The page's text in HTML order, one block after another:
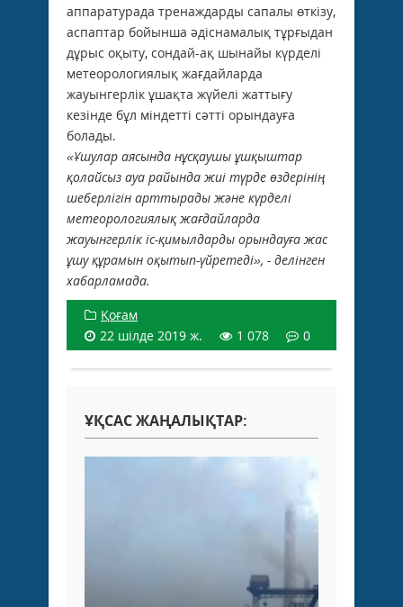
аппаратурада тренаждарды сапалы өткізу,
аспаптар бойынша әдіснамалық тұрғыдан
дұрыс оқыту, сондай-ақ шынайы күрделі
метеорологиялық жағдайларда
жауынгерлік ұшақта жүйелі жаттығу
кезінде бұл міндетті сәтті орындауға
болады.
«Ұшулар аясында нұсқаушы ұшқыштар
қолайсыз ауа райында жиі түрде өздерінің
шеберлігін арттырады және күрделі
метеорологиялық жағдайларда
жауынгерлік іс-қимылдарды орындауға жас
ұшу құрамын оқытып-үйретеді», - делінген
хабарламада.
Қоғам
22 шілде 2019 ж.
1 078 0
ҰҚСАС ЖАҢАЛЫҚТАР: